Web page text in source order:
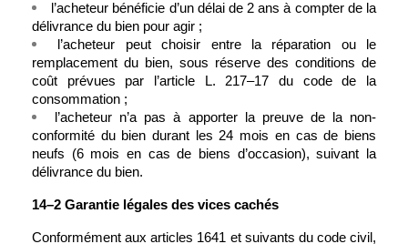
l’acheteur bénéficie d’un délai de 2 ans à compter de la
délivrance du bien pour agir ;
l’acheteur peut choisir entre la réparation ou le
remplacement du bien, sous réserve des conditions de
coût prévues par l’article L. 217–17 du code de la
consommation ;
l’acheteur n’a pas à apporter la preuve de la non-
conformité du bien durant les 24 mois en cas de biens
neufs (6 mois en cas de biens d’occasion), suivant la
délivrance du bien.
14–2 Garantie légales des vices cachés
Conformément aux articles 1641 et suivants du code civil,